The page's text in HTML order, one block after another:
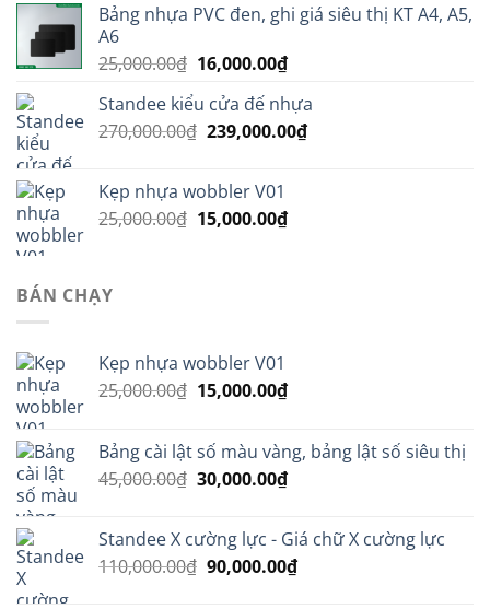
60,000.00₫.là:
Bảng nhựa PVC đen, ghi giá siêu thị KT A4, A5,
A6
25,000.00₫ Giá
là:
25,000.00₫.
16,000.00₫Giá
tại
là:
Standee kiểu cửa đế nhựa
270,000.00₫ Giá
270,000.00₫.
239,000.00₫Giá
Kẹp nhựa wobbler V01
25,000.00₫ Giá
15,000.00₫Giá
BÁN CHẠY
Kẹp nhựa wobbler V01
25,000.00₫ Giá
25,000.00₫.
15,000.00₫Giá
là:
15,000.00₫.
Bảng cài lật số màu vàng, bảng lật số siêu thị
45,000.00₫ Giá
45,000.00₫.
30,000.00₫Giá
là:
30,000.00₫.
Standee X cường lực - Giá chữ X cường lực
110,000.00₫ Giá
90,000.00₫Giá